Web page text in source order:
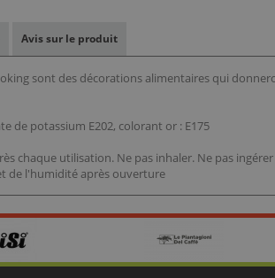
Avis sur le produit
sont des décorations alimentaires qui
de potassium E202, colorant or : E175
chaque utilisation. Ne pas inhaler. Ne pas
de l'humidité après ouverture